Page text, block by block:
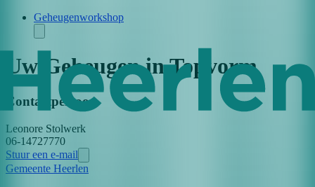
Geheugenworkshop
Uw Geheugen in Topvorm
Contactpersoon
Leonore Stolwerk
06-14727770
Stuur een e-mail
Gemeente Heerlen